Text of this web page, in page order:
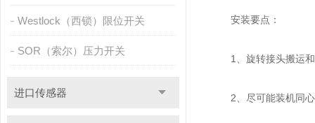
Westlock（西锁）限位开关
SOR（索尔）压力开关
进口传感器
安装要点：
1、旋转接头搬运和
2、尽可能装机同心